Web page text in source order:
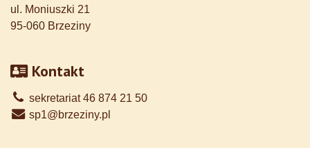
ul. Moniuszki 21
95-060 Brzeziny
Kontakt
sekretariat 46 874 21 50
sp1@brzeziny.pl